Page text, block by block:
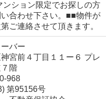
ンション限定でお探しの方
合わせ下さい。■■物件が
ご連絡させて頂きます。
バー
宮前４丁目１１ー６ プレ
階
968
第95156号